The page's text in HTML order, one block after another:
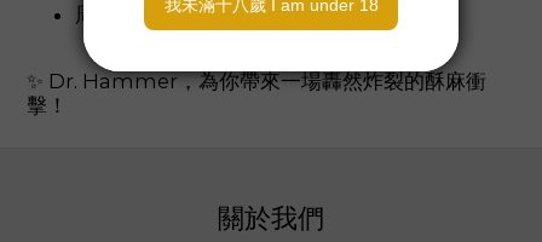
周長：約 5.5 吋（約 14cm）
✨ Dr. Hammer，為你帶來一場轟然炸裂的酥麻衝
擊！
關於我們